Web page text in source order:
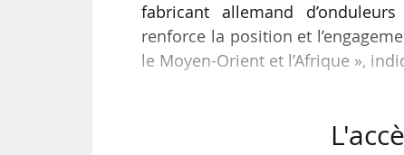
fabricant allemand
renforce la position et
le Moyen-Orient et l’Afrique »,
acquis une expérience